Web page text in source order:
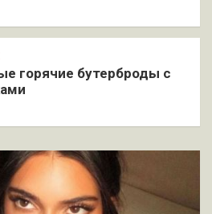
горячие бутерброды с